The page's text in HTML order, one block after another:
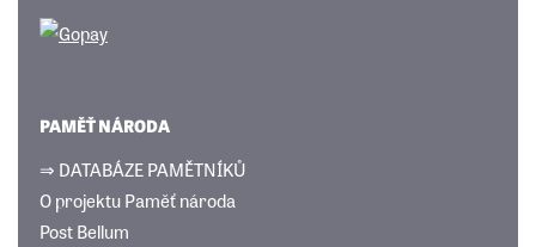
PAMĚŤ NÁRODA
⇒ DATABÁZE PAMĚTNÍKŮ
O projektu Paměť národa
Post Bellum